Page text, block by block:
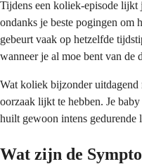
Tijdens een koliek-episode lijkt
ondanks je beste pogingen om
gebeurt vaak op hetzelfde
wanneer je al moe bent van de
Wat koliek bijzonder
oorzaak lijkt te hebben. Je
huilt gewoon intens gedurende
Wat zijn de